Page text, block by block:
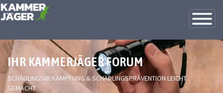
Toggle
IHR KAMMERJÄGER FORUM
SCHÄDLINGSBEKÄMPFUNG & SCHÄDLINGSPRÄVENTION LEICHT
GEMACHT